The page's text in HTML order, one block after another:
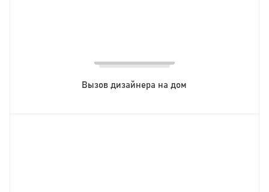
Вызов дизайнера на дом